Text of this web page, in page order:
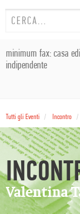
minimum fax: casa
indipendente
Tutti gli Eventi Incontro
Valentina